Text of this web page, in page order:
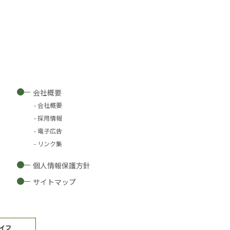
会社概要
会社概要
採用情報
電子広告
リンク集
個人情報保護方針
サイトマップ